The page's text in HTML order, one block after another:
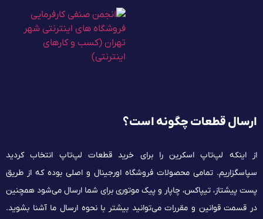
ارسال قطعات چگونه است؟
از اینکه لپ‌تاپ اسکرین را برای خرید قطعات لپ‌تاپ انتخاب کردید
سپاسگزاریم. تمامی محصولات فروشگاه اورجینال و اصلی بوده که از طریق
پست پیشتاز، تیپاکس، چاپار و پیک موتوری برای شما ارسال می‌شود همچنین
در قسمت قوانین و مقررات می‌توانید بیشتر با نحوه ارسال ما آشنا بشوید.